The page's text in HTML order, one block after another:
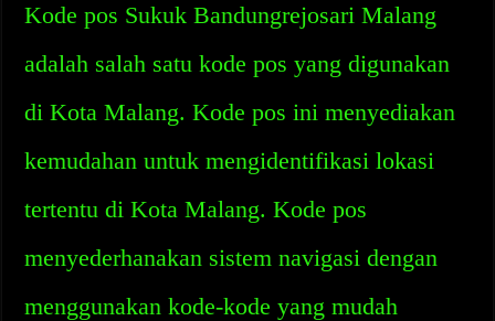
Kode pos Sukuk Bandungrejosari Malang
adalah salah satu kode pos yang digunakan
di Kota Malang. Kode pos ini menyediakan
kemudahan untuk mengidentifikasi lokasi
tertentu di Kota Malang. Kode pos
menyederhanakan sistem navigasi dengan
menggunakan kode-kode yang mudah